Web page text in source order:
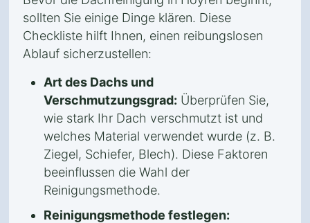
sollten Sie einige Dinge klären. Diese
Checkliste hilft Ihnen, einen reibungslosen
Ablauf sicherzustellen:
Art des Dachs und
Verschmutzungsgrad: Überprüfen Sie,
wie stark Ihr Dach verschmutzt ist und
welches Material verwendet wurde (z. B.
Ziegel, Schiefer, Blech). Diese Faktoren
beeinflussen die Wahl der
Reinigungsmethode.
Reinigungsmethode festlegen: